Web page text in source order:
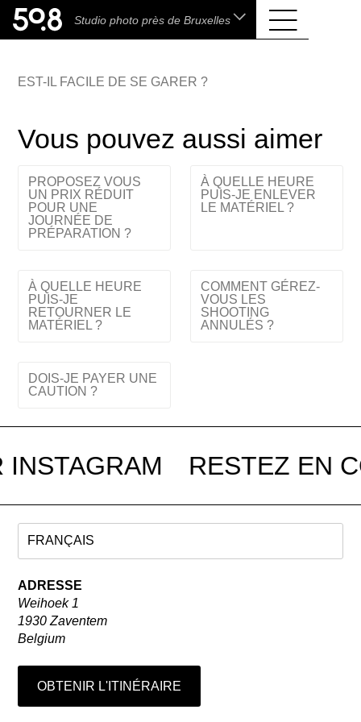
Studio photo près de Bruxelles
.shop
Liva • High-End Photo, Sports Optics, Home
Cinema & Audio
EST-IL FACILE DE SE GARER ?
Vous pouvez aussi aimer
PROPOSEZ VOUS
UN PRIX RÉDUIT
POUR UNE
JOURNÉE DE
PRÉPARATION ?
À QUELLE HEURE
PUIS-JE ENLEVER
LE MATÉRIEL ?
À QUELLE HEURE
PUIS-JE
RETOURNER LE
MATÉRIEL ?
COMMENT GÉREZ-
VOUS LES
SHOOTING
ANNULÉS ?
DOIS-JE PAYER UNE
CAUTION ?
RESTEZ EN
ADRESSE
Weihoek 1
1930 Zaventem
Belgium
OBTENIR L'ITINÉRAIRE